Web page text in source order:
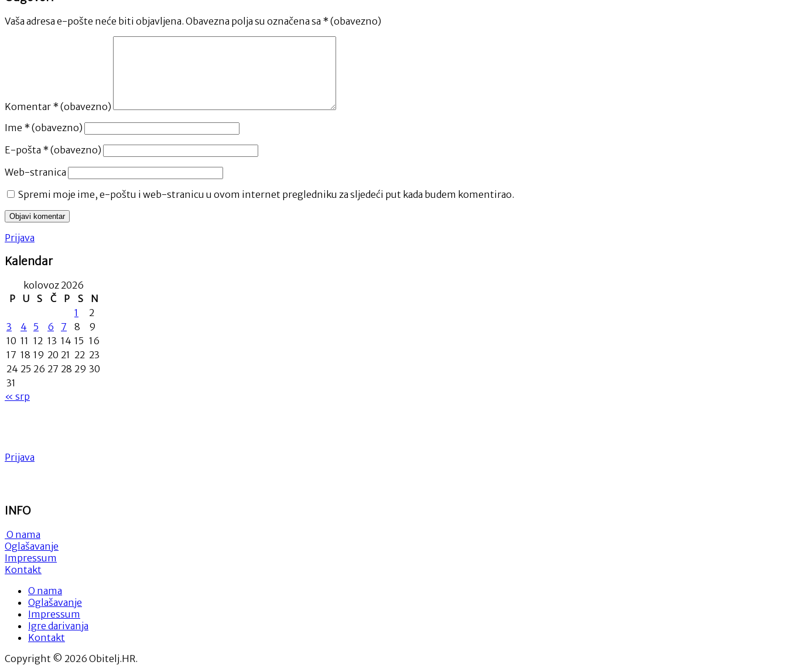
Vaša adresa e-pošte neće biti objavljena. Obavezna polja su označena sa * (obavezno)
Komentar * (obavezno)
Ime * (obavezno)
E-pošta * (obavezno)
Web-stranica
Spremi moje ime, e-poštu i web-stranicu u ovom internet pregledniku za sljedeći put kada budem komentirao.
Prijava
Kalendar
kolovoz 2026
P
U S Č P S
N
1
2
3
4 5 6 7 8
9
10 11 12 13 14 15 16
17 18 19 20 21 22 23
24 25 26 27 28 29 30
31
« srp
Prijava
INFO
O nama
Oglašavanje
Impressum
Kontakt
O nama
Oglašavanje
Impressum
Igre darivanja
Kontakt
Copyright © 2026 Obitelj.HR.